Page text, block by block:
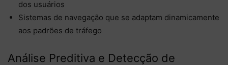
dos usuários
Sistemas de navegação que se adaptam dinamicamente
aos padrões de tráfego
Análise Preditiva e Detecção de